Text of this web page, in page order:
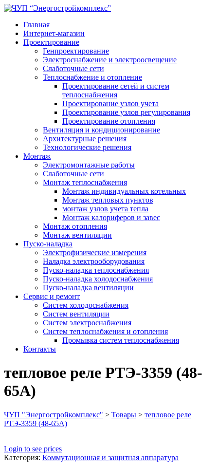
Главная
Интернет-магазин
Проектирование
Генпроектирование
Электроснабжение и электроосвещение
Слаботочные сети
Теплоснабжение и отопление
Проектирование сетей и систем
теплоснабжения
Проектирование узлов учета
Проектирование узлов регулирования
Проектирование отопления
Вентиляция и кондиционирование
Архитектурные решения
Технологические решения
Монтаж
Электромонтажные работы
Слаботочные сети
Монтаж теплоснабжения
Монтаж индивидуальных котельных
Монтаж тепловых пунктов
монтаж узлов учета тепла
Монтаж калориферов и завес
Монтаж отопления
Монтаж вентиляции
Пуско-наладка
Электрофизические измерения
Наладка электрооборудования
Пуско-наладка теплоснабжения
Пуско-наладка холодоснабжения
Пуско-наладка вентиляции
Сервис и ремонт
Систем холодоснабжения
Систем вентиляции
Систем электроснабжения
Систем теплоснабжения и отопления
Промывка систем теплоснабжения
Контакты
тепловое реле РТЭ-3359 (48-
65A)
ЧУП "Энергостройкомплекс" > Товары > тепловое реле
РТЭ-3359 (48-65A)
Login to see prices
Категория: Коммутационная и защитная аппаратура